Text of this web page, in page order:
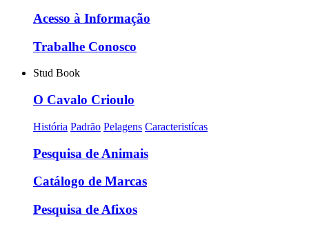
Acesso à Informação
Trabalhe Conosco
Stud Book
O Cavalo Crioulo
História Padrão Pelagens Caracteristícas
Pesquisa de Animais
Catálogo de Marcas
Pesquisa de Afixos